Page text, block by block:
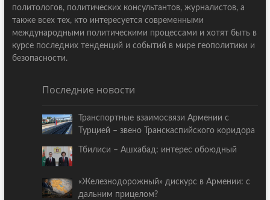
политологов, политических консультантов, журналистов, а
также всех тех, кто интересуется современными
международными политическими процессами и хотят быть в
курсе последних тенденций и событий в мире геополитики и
безопасности.
Последние новости
Транспортные взаимосвязи Армении с
Турцией – звено Транскаспийского коридора
Тбилиси – Ашхабад: интерес обоюдный
«Железнодорожный» дискурс в Армении: с
дальним прицелом?